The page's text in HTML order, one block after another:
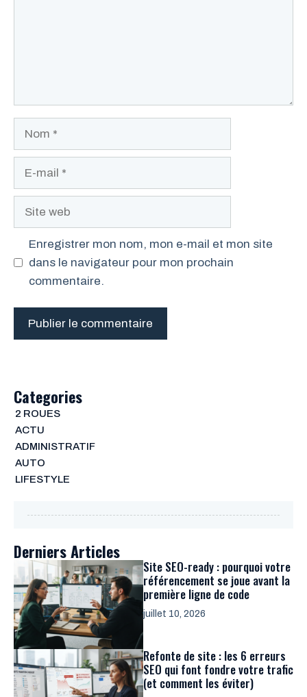
Enregistrer mon nom, mon e-mail et mon site
dans le navigateur pour mon prochain
commentaire.
Categories
2 ROUES
ACTU
ADMINISTRATIF
AUTO
LIFESTYLE
Derniers Articles
Site SEO-ready : pourquoi votre
référencement se joue avant la
première ligne de code
juillet 10, 2026
Refonte de site : les 6 erreurs
SEO qui font fondre votre trafic
(et comment les éviter)